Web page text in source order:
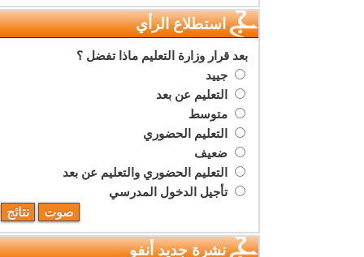
استطلاع الرأي
بعد قرار وزارة التعليم ماذا تفضل ؟
جييد
التعليم عن بعد
متوسط
التعليم الحضوري
ضعيف
التعليم الحضوري والتعليم عن بعد
تأجيل الدخول المدرسي
نشرة جديد أنفو